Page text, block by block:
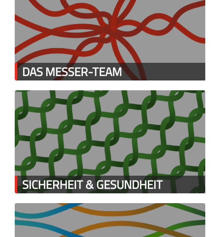
DAS MESSER-TEAM
SICHERHEIT & GESUNDHEIT